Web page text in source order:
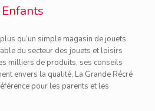
qu’un simple magasin de jouets.
du secteur des jouets et loisirs
milliers de produits, ses conseils
envers la qualité, La Grande Récré
pour les parents et les